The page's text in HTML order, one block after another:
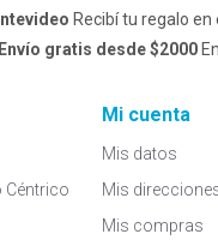
Recibí tu regalo en
Envío gratis desde $2000
Céntrico
Mi cuenta
Mis datos
Mis
Mis compras